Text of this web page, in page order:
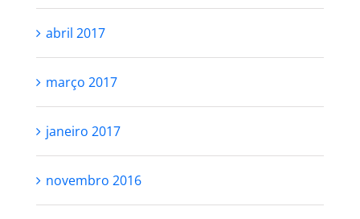
abril 2017
março 2017
janeiro 2017
novembro 2016